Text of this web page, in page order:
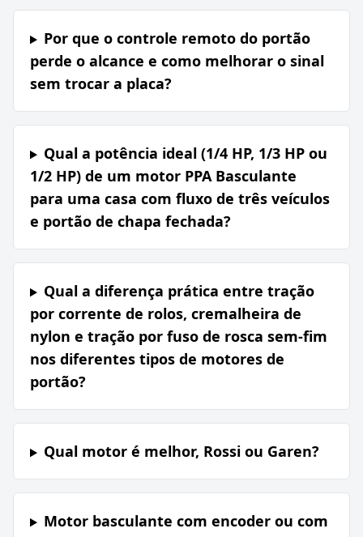
Por que o controle remoto do portão
perde o alcance e como melhorar o sinal
sem trocar a placa?
Qual a potência ideal (1/4 HP, 1/3 HP ou
1/2 HP) de um motor PPA Basculante
para uma casa com fluxo de três veículos
e portão de chapa fechada?
Qual a diferença prática entre tração
por corrente de rolos, cremalheira de
nylon e tração por fuso de rosca sem-fim
nos diferentes tipos de motores de
portão?
Qual motor é melhor, Rossi ou Garen?
Motor basculante com encoder ou com